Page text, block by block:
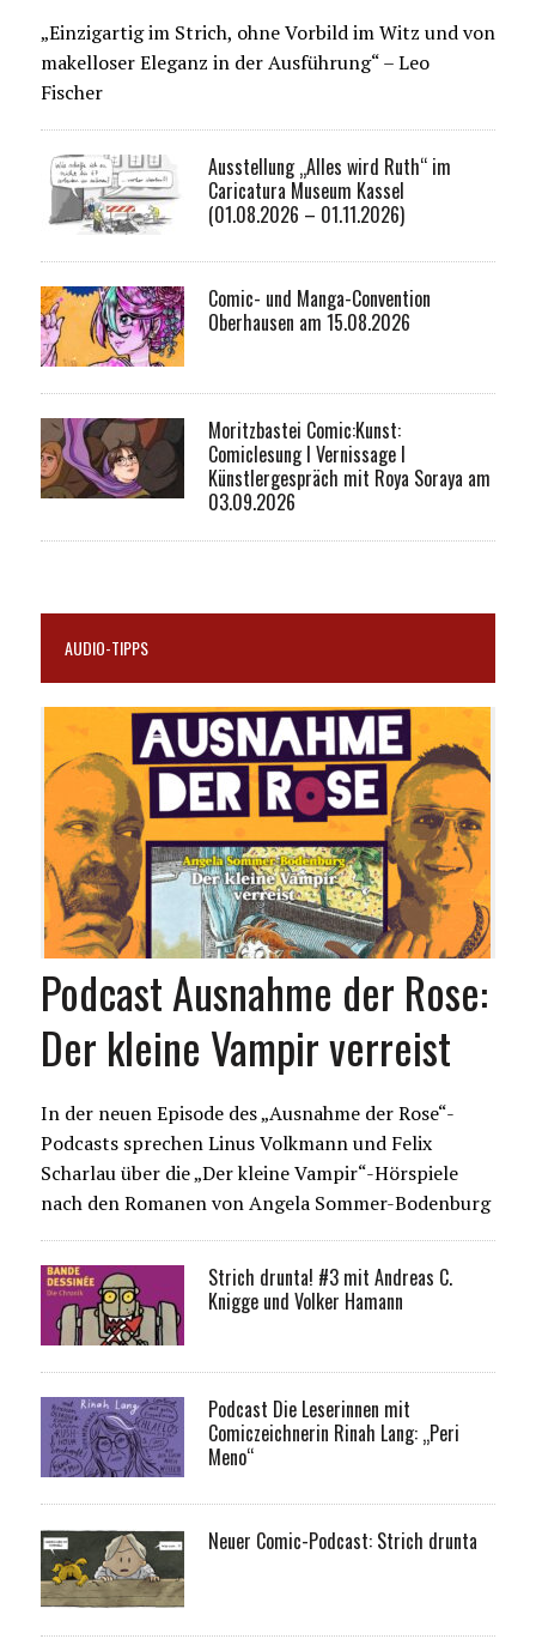
„Einzigartig im Strich, ohne Vorbild im Witz und von
makelloser Eleganz in der Ausführung“ – Leo
Fischer
Ausstellung „Alles wird Ruth“ im
Caricatura Museum Kassel
(01.08.2026 – 01.11.2026)
Comic- und Manga-Convention
Oberhausen am 15.08.2026
Moritzbastei Comic:Kunst:
Comiclesung I Vernissage I
Künstlergespräch mit Roya Soraya am
03.09.2026
AUDIO-TIPPS
Podcast Ausnahme der Rose:
Der kleine Vampir verreist
In der neuen Episode des „Ausnahme der Rose“-
Podcasts sprechen Linus Volkmann und Felix
Scharlau über die „Der kleine Vampir“-Hörspiele
nach den Romanen von Angela Sommer-Bodenburg
Strich drunta! #3 mit Andreas C.
Knigge und Volker Hamann
Podcast Die Leserinnen mit
Comiczeichnerin Rinah Lang: „Peri
Meno“
Neuer Comic-Podcast: Strich drunta